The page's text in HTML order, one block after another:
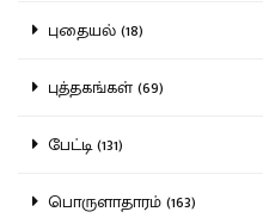
புதையல் (18)
புத்தகங்கள் (69)
பேட்டி (131)
பொருளாதாரம் (163)